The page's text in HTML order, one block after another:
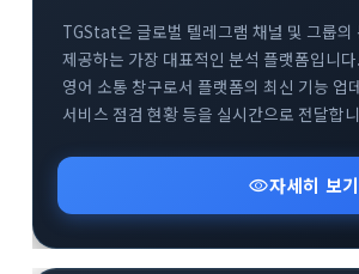
TGStat은 글로벌 텔레그램 채널 및 그룹의
제공하는 가장 대표적인 분석 플랫폼입니
영어 소통 창구로서 플랫폼의 최신 기능 업
서비스 점검 현황 등을 실시간으로 전달합
사용자분들에게 필수적인 인사이트를 제
지원 그룹을 통해 플랫폼 이용 중 발생하는
피드백을 받으실 수 있습니다.
visibility자세히 보기